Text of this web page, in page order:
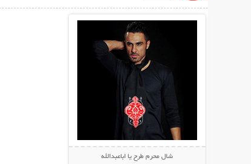
شال محرم طرح یا اباعبدالله